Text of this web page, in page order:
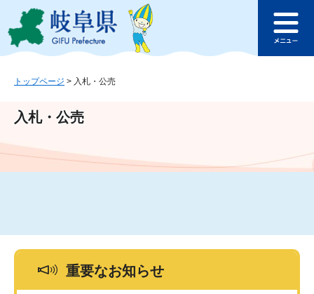
ジ
ュ
文
このページの本文へ
ュ
トップページ > 入札・公売
入札・公売
重要なお知らせ